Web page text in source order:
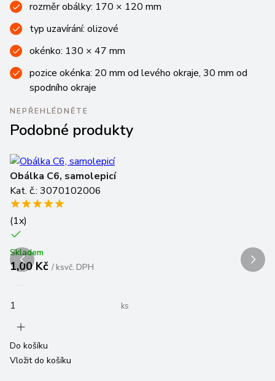
rozměr obálky: 170 × 120 mm
typ uzavírání: olizové
okénko: 130 × 47 mm
pozice okénka: 20 mm od levého okraje, 30 mm od
spodního okraje
NEPŘEHLÉDNĚTE
Podobné produkty
Obálka C6, samolepicí
Kat. č.: 3070102006
(1x)
Skladem
1,00 Kč /ksvč. DPH
ks
Do košíku
Vložit do košíku